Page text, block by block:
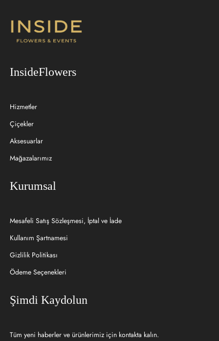
InsideFlowers
Hizmetler
Çiçekler
Aksesuarlar
Mağazalarımız
Kurumsal
Mesafeli Satış Sözleşmesi, İptal ve İade
Kullanım Şartnamesi
Gizlilik Politikası
Ödeme Seçenekleri
Şimdi Kaydolun
Tüm yeni haberler ve ürünlerimiz için kontakta kalın.